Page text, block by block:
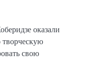
оказали
свою